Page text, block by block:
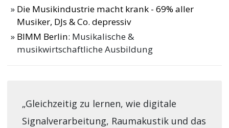
Die Musikindustrie macht krank - 69% aller
Musiker, DJs & Co. depressiv
BIMM Berlin: Musikalische &
musikwirtschaftliche Ausbildung
„Gleichzeitig zu lernen, wie digitale
Signalverarbeitung, Raumakustik und das